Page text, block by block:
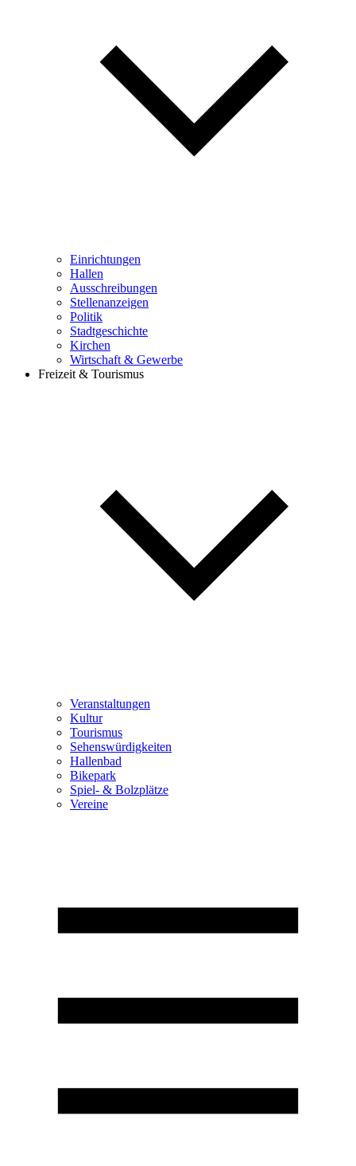
Einrichtungen
Hallen
Ausschreibungen
Stellenanzeigen
Politik
Stadtgeschichte
Kirchen
Wirtschaft & Gewerbe
Freizeit & Tourismus
Veranstaltungen
Kultur
Tourismus
Sehenswürdigkeiten
Hallenbad
Bikepark
Spiel- & Bolzplätze
Vereine